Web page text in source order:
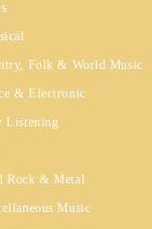
Folk & World Music
& Electronic
Listening
Rock & Metal
Music